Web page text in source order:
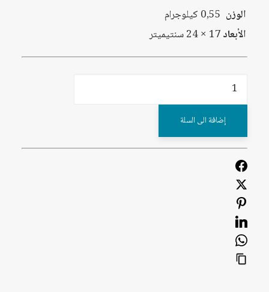
الوزن 0,55 كيلوجرام
الأبعاد17 × 24 سنتيميتر
الفقر
الوطن
العربي
إضافة الى السلة